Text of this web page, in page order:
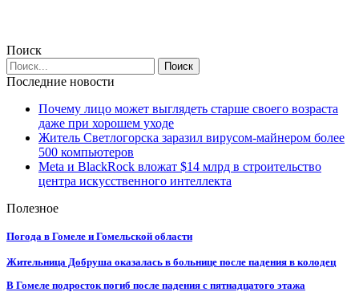
Поиск
Последние новости
Почему лицо может выглядеть старше своего возраста
даже при хорошем уходе
Житель Светлогорска заразил вирусом-майнером более
500 компьютеров
Meta и BlackRock вложат $14 млрд в строительство
центра искусственного интеллекта
Полезное
Погода в Гомеле и Гомельской области
Жительница Добруша оказалась в больнице после падения в колодец
В Гомеле подросток погиб после падения с пятнадцатого этажа